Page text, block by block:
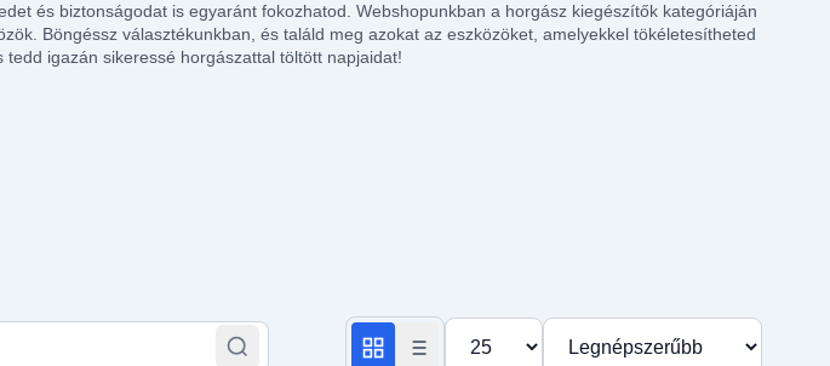
és biztonságodat is egyaránt fokozhatod. Webshopunkban a horgász kiegészítők kategóriáján
Böngéssz választékunkban, és találd meg azokat az eszközöket, amelyekkel tökéletesítheted
igazán sikeressé horgászattal töltött napjaidat!
Termékek száma oldalanként
Rendezés